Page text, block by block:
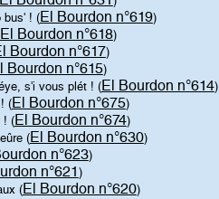
bus' ! (El Bourdon n°619)
El Bourdon n°618)
Bourdon n°617)
Bourdon n°615)
s'i vous plét ! (El Bourdon n°614)
(El Bourdon n°675)
! (El Bourdon n°674)
(El Bourdon n°630)
n°623)
n°621 )
(El Bourdon n°620)